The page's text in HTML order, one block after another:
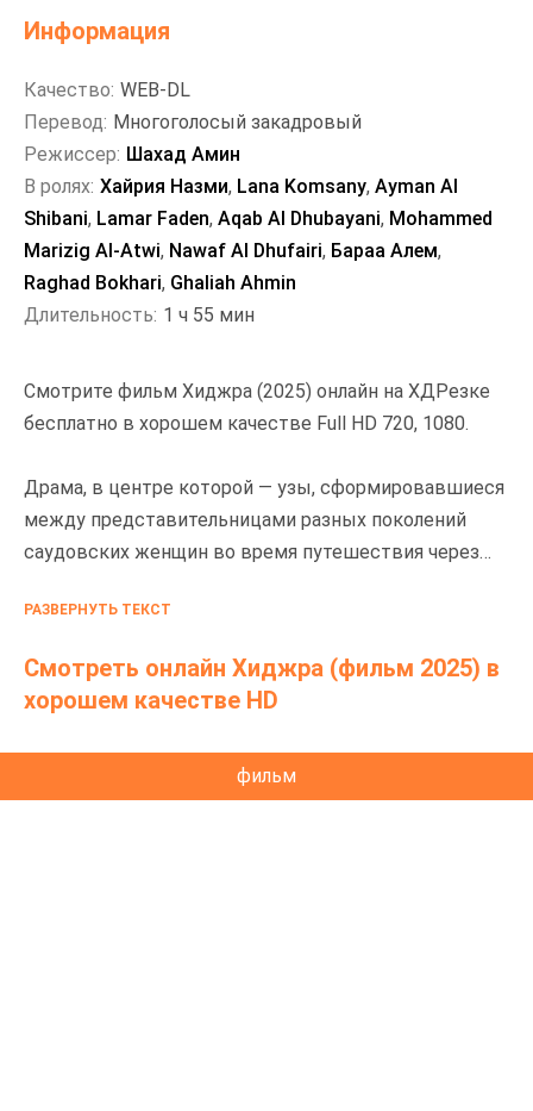
Смотрите фильм Хиджра (2025) онлайн на ХДРезке
бесплатно в хорошем качестве Full HD 720, 1080.
Драма, в центре которой — узы, сформировавшиеся
между представительницами разных поколений
саудовских женщин во время путешествия через
бабушка отправляется на север в поисках
РАЗВЕРНУТЬ ТЕКСТ
Смотреть онлайн Хиджра (фильм 2025) в
хорошем качестве HD
фильм
Информация
Качество: WEB-DL
Перевод: Многоголосый закадровый
Режиссер: Шахад Амин
В ролях: Хайрия Назми, Lana Komsany, Ayman Al
Shibani, Lamar Faden, Aqab Al Dhubayani, Mohammed
Marizig Al-Atwi, Nawaf Al Dhufairi, Бараа Алем,
Raghad Bokhari, Ghaliah Ahmin
Длительность: 1 ч 55 мин